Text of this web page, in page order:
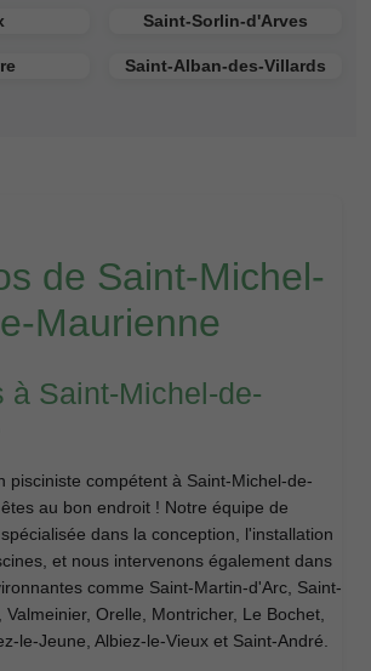
Saint-Sorlin-d'Arves
Saint-Alban-des-Villards
de Saint-Michel-
Maurienne
à Saint-Michel-de-
pisciniste compétent à Saint-Michel-de-
au bon endroit ! Notre équipe de
dans la conception, l'installation
et nous intervenons également dans
comme Saint-Martin-d'Arc, Saint-
Orelle, Montricher, Le Bochet,
le-Jeune, Albiez-le-Vieux et Saint-André.